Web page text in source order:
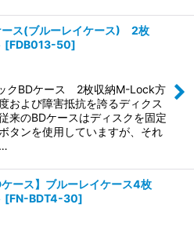
ス(ブルーレイケース) 2枚
[FDB013-50]
クBDケース 2枚収納M-Lock方
および障害抵抗を誇るディクス
来のBDケースはディスクを固定
タンを使用していますが、それ
ース】ブルーレイケース4枚
[FN-BDT4-30]